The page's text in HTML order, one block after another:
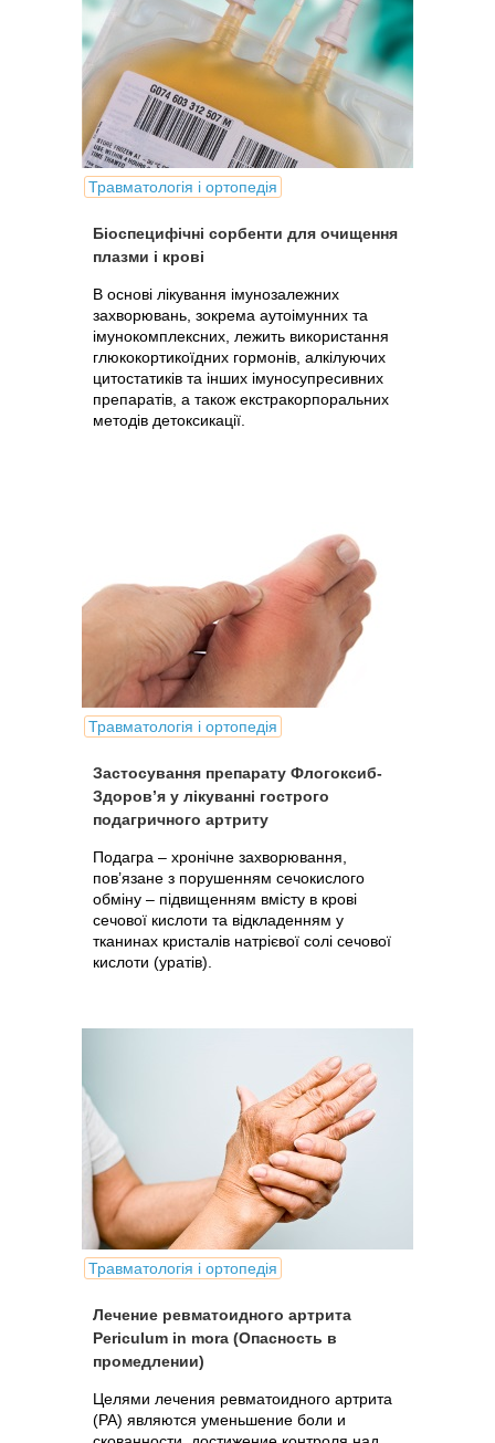
Травматологія і ортопедія
Біоспецифічні сорбенти для очищення
плазми і крові
В основі лікування імунозалежних
захворювань, зокрема аутоімунних та
імунокомплексних, лежить використання
глюкокортикоїдних гормонів, алкілуючих
цитостатиків та інших імуносупресивних
препаратів, а також екстракорпоральних
методів детоксикації.
Травматологія і ортопедія
Застосування препарату Флогоксиб-
Здоров’я у лікуванні гострого
подагричного артриту
Подагра – хронічне захворювання,
пов’язане з порушенням сечокислого
обміну – підвищенням вмісту в крові
сечової кислоти та відкладенням у
тканинах кристалів натрієвої солі сечової
кислоти (уратів).
Травматологія і ортопедія
Лечение ревматоидного артрита
Periculum in mora (Опасность в
промедлении)
Целями лечения ревматоидного артрита
(РА) являются уменьшение боли и